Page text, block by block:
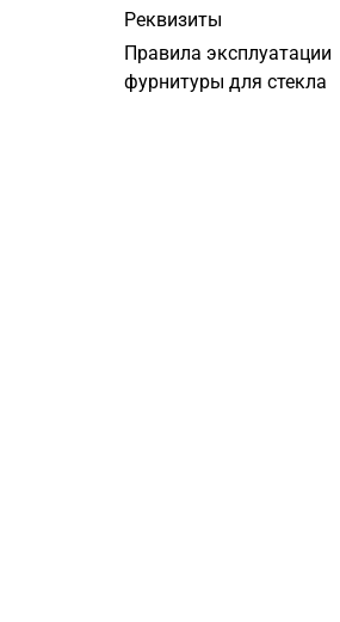
Реквизиты
Правила эксплуатации
фурнитуры для стекла